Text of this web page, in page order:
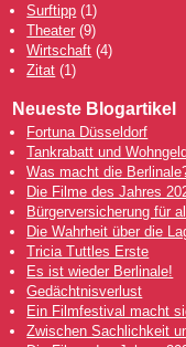
Surftipp (1)
Theater (9)
Wirtschaft (4)
Zitat (1)
Neueste Blogartikel
Fortuna Düsseldorf
Tankrabatt und
Was macht die
Die Filme des Jahres
Bürgerversicherung für
Die Wahrheit über die
Tricia Tuttles Erste
Es ist wieder Berlinale!
Gedächtnisverlust
Ein Filmfestival macht
Zwischen Sachlichkeit